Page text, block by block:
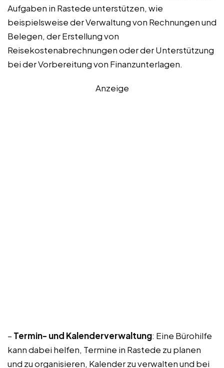
Aufgaben in Rastede unterstützen, wie
beispielsweise der Verwaltung von Rechnungen und
Belegen, der Erstellung von
Reisekostenabrechnungen oder der Unterstützung
bei der Vorbereitung von Finanzunterlagen.
Anzeige
– Termin- und Kalenderverwaltung: Eine Bürohilfe
kann dabei helfen, Termine in Rastede zu planen
und zu organisieren, Kalender zu verwalten und bei